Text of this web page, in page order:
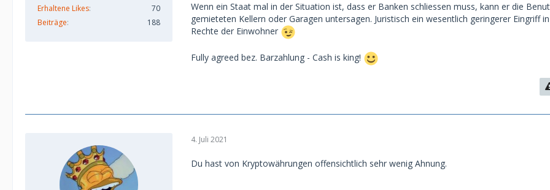
Erhaltene Likes
70
Beiträge
188
Wenn ein Staat mal in der Situation ist, dass er Banken schliessen muss, kann er die
gemieteten Kellern oder Garagen untersagen. Juristisch ein wesentlich geringerer Eingriff
Rechte der Einwohner
Fully agreed bez. Barzahlung - Cash is king!
4. Juli 2021
Du hast von Kryptowährungen offensichtlich sehr wenig Ahnung.